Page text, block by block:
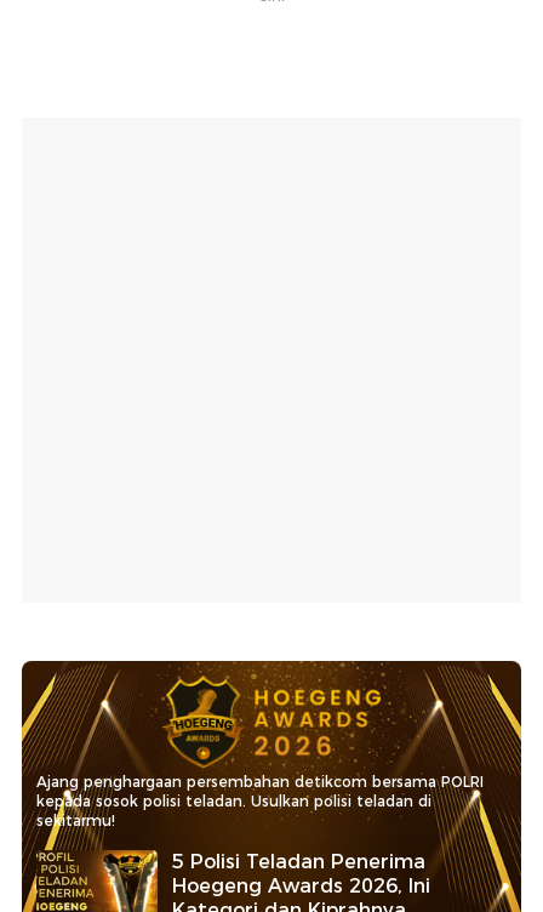
Ajang penghargaan persembahan detikcom bersama POLRI
kepada sosok polisi teladan. Usulkan polisi teladan di
sekitarmu!
5 Polisi Teladan Penerima
Hoegeng Awards 2026, Ini